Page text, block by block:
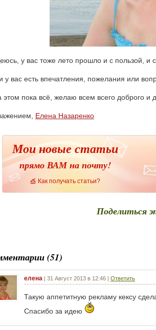
у вас тоже лето прошло и с пользой, и
у вас есть впечатления, пожелания или
этом пока всё, желаю всем всего доброго и
Елена Назаренко
Мои новые статьи
прямо ВАМ на почту!
Как получать статьи?
Поделиться
(51)
елена | 31 Август 2013 в 12:46 | Ответить
Такую аппетитную рекламу кексу
Спасибо за идею